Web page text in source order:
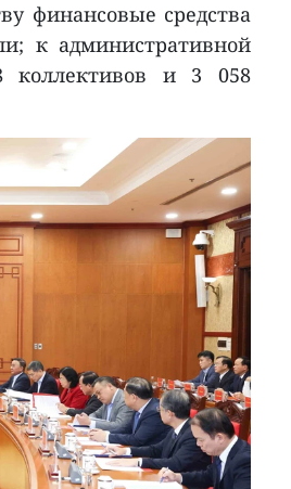
финансовые средства
к административной
коллективов и 3 058